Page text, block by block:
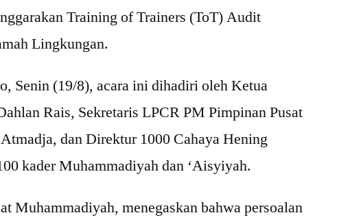
Training of Trainers (ToT) Audit
Lingkungan.
Senin (19/8), acara ini dihadiri oleh Ketua
Rais, Sekretaris LPCR PM Pimpinan Pusat
dan Direktur 1000 Cahaya Hening
kader Muhammadiyah dan ‘Aisyiyah.
Muhammadiyah, menegaskan bahwa persoalan